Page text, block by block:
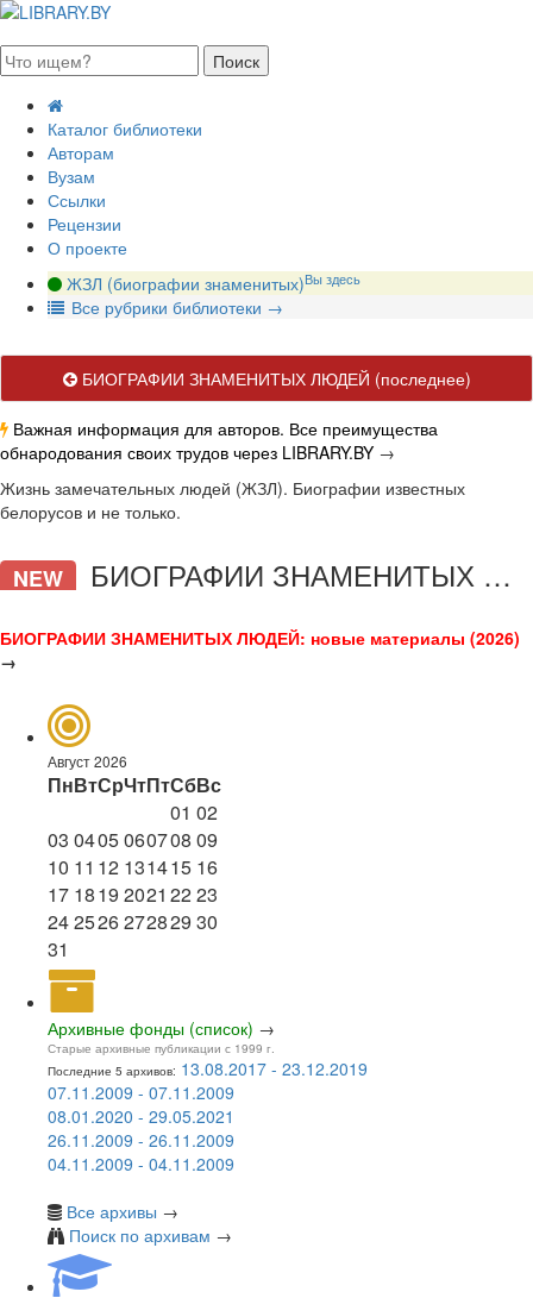
Каталог библиотеки
Авторам
Вузам
Ссылки
Рецензии
О проекте
ЖЗЛ (биографии знаменитых)Вы здесь
Все рубрики библиотеки →
БИОГРАФИИ ЗНАМЕНИТЫХ ЛЮДЕЙ (последнее)
Важная информация для авторов. Все преимущества
обнародования своих трудов через LIBRARY.BY →
Жизнь замечательных людей (ЖЗЛ). Биографии известных
белорусов и не только.
NEW БИОГРАФИИ ЗНАМЕНИТЫХ ЛЮДЕЙ
БИОГРАФИИ ЗНАМЕНИТЫХ ЛЮДЕЙ: новые материалы (2026)
→
Август 2026
ПнВтСрЧтПтСбВс
01 02
03 0405060708 09
10 11 12 131415 16
17 1819 2021 2223
242526272829 30
31
Архивные фонды (список) →
Старые архивные публикации с 1999 г.
Последние 5 архивов: 13.08.2017 - 23.12.2019
07.11.2009 - 07.11.2009
08.01.2020 - 29.05.2021
26.11.2009 - 26.11.2009
04.11.2009 - 04.11.2009
Все архивы →
Поиск по архивам →